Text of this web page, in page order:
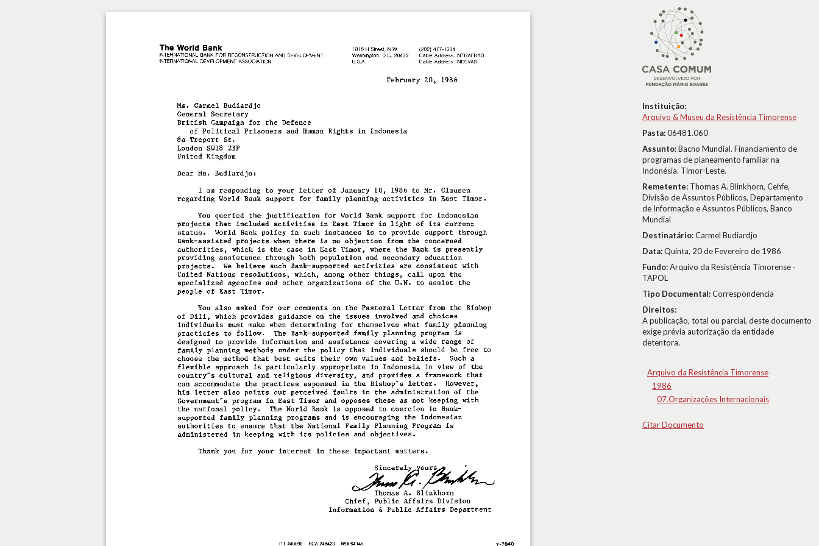
Instituição:
Arquivo & Museu da Resistência Timorense
Pasta:06481.060
Assunto:Bacno Mundial. Financiamento de
programas de planeamento familiar na
Indonésia. Timor-Leste.
Remetente: Thomas A. Blinkhorn, Cehfe,
Divisão de Assuntos Públicos, Departamento
de Informação e Assuntos Públicos, Banco
Mundial
Destinatário:Carmel Budiardjo
Data:Quinta, 20 de Fevereiro de 1986
Fundo:Arquivo da Resistência Timorense -
TAPOL
Tipo Documental:Correspondencia
Direitos:
A publicação, total ou parcial, deste documento
exige prévia autorização da entidade
detentora.
Arquivo da Resistência Timorense
1986
07.Organizações Internacionais
Citar Documento